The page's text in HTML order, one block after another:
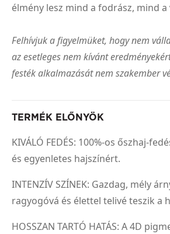
élmény lesz mind a fodrász, mind
Felhívjuk a figyelmüket, hogy nem
az esetleges nem kívánt
festék alkalmazását nem szakember
TERMÉK ELŐNYÖK
KIVÁLÓ FEDÉS: 100%-os őszhaj-
és egyenletes hajszínért.
INTENZÍV SZÍNEK: Gazdag, mély
ragyogóvá és élettel telivé teszik a
HOSSZAN TARTÓ HATÁS: A 4D